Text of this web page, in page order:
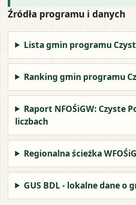
Źródła programu i danych
Lista gmin programu
Ranking gmin programu
Raport NFOŚiGW: Czyste
liczbach
Regionalna ścieżka
GUS BDL - lokalne dane o